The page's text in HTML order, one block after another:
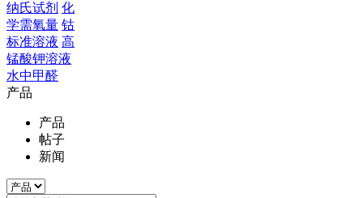
纳氏试剂 化
学需氧量 钴
标准溶液 高
锰酸钾溶液
水中甲醛
产品
产品
帖子
新闻